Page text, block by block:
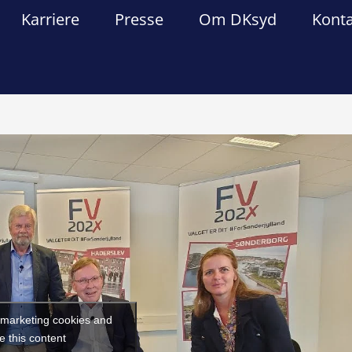
Karriere Presse Om DKsyd
cookies and
this content